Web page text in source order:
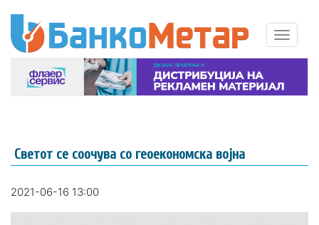
Светот се соочува со геоекономска војна
2021-06-16 13:00